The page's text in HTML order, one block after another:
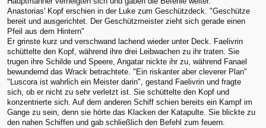
Anastorias' Kopf erschien in der Luke zum Geschützdeck. "Geschütze
bereit und ausgerichtet. Der Geschützmeister zieht sich gerade einen
Pfeil aus dem Hintern"
Er grinste kurz und verschwand lachend wieder unter Deck. Faelivrin
schüttelte den Kopf, während ihre drei Leibwachen zu ihr traten. Sie
trugen ihre Schilde und Speere, Angatar nickte ihr zu, während Fanael
bewundernd das Wrack betrachtete. "Ein riskanter aber cleverer Plan"
"Luscora ist wahrlich ein Meister darin", gestand Faelivrin und fragte
sich, ob er nicht zu sehr verletzt ist. Sie schüttelte den Kopf und
konzentrierte sich. Auf dem anderen Schiff schien bereits ein Kampf im
Gange zu sein, denn sie hörte das Klacken der Katapulte. Sie blickte zu
den nahen Schiffen und gab schließlich den Befehl zum feuern.